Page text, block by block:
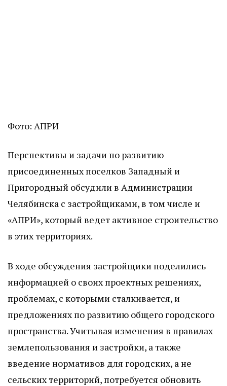
Фото: АПРИ
Перспективы и задачи по развитию
присоединенных поселков Западный и
Пригородный обсудили в Администрации
Челябинска с застройщиками, в том числе и
«АПРИ», который ведет активное строительство
в этих территориях.
В ходе обсуждения застройщики поделились
информацией о своих проектных решениях,
проблемах, с которыми сталкивается, и
предложениях по развитию общего городского
пространства. Учитывая изменения в правилах
землепользования и застройки, а также
введение нормативов для городских, а не
сельских территорий, потребуется обновить